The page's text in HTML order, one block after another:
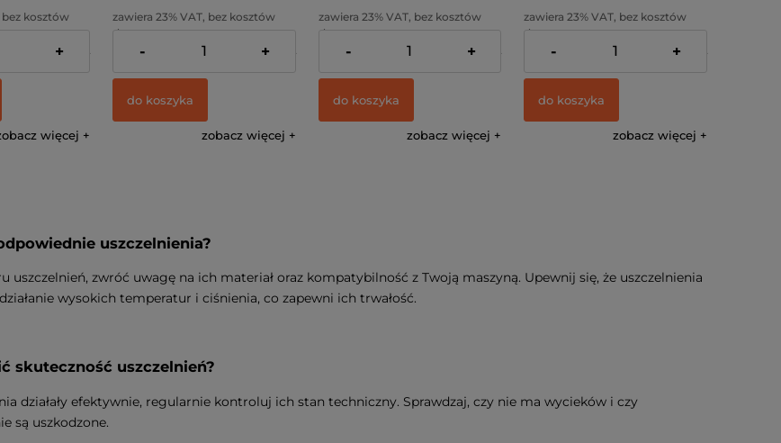
bez kosztów
5,00 zł
+
więcej
zawiera 23% VAT, bez kosztów
dostawy
Cena netto:
9,76 zł
- +
do koszyka
zobacz więcej
zawiera 23% VAT, bez kosztów
dostawy
Cena netto:
39,02 zł
- +
do koszyka
zobacz więcej
zawiera 23% VAT, bez kosztów
dostawy
Cena netto:
15,45 zł
- +
do koszyka
zobacz więcej
uszczelnienia?
uszczelnień, zwróć uwagę na ich materiał oraz kompatybilność z Twoją maszyną. Upewnij się, że uszczelnienia
wysokich temperatur i ciśnienia, co zapewni ich trwałość.
skuteczność uszczelnień?
działały efektywnie, regularnie kontroluj ich stan techniczny. Sprawdzaj, czy nie ma wycieków i czy
są uszkodzone.